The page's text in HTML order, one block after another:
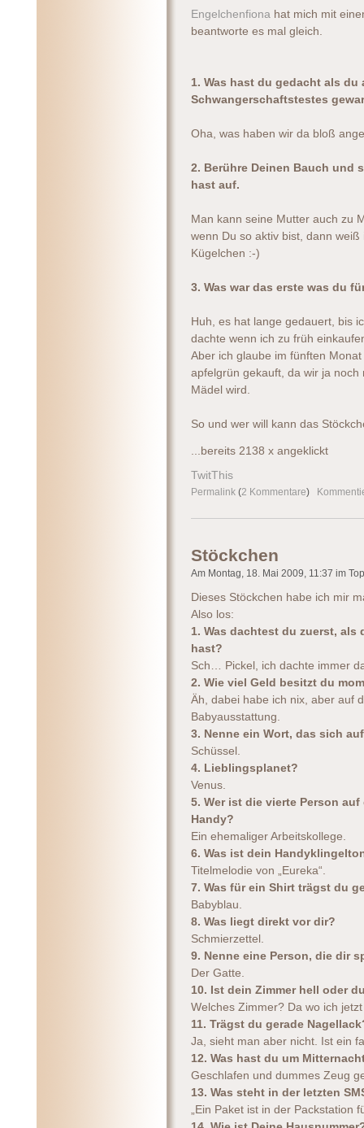
Engelchenfiona hat mich mit
beantworte es mal gleich.
1. Was hast du gedacht als
Schwangerschaftstestes
Oha, was haben wir da bloß
2. Berühre Deinen Bauch und
hast auf.
Man kann seine Mutter auch zu
wenn Du so aktiv bist, dann
Kügelchen :-)
3. Was war das erste was du
Huh, es hat lange gedauert, bis
dachte wenn ich zu früh
Aber ich glaube im fünften
apfelgrün gekauft, da wir ja
Mädel wird.
So und wer will kann das
...bereits 2138 x angeklickt
TwitThis
Permalink (2 Kommentare)
Stöckchen
Am Montag, 18. Mai 2009, 11:37 im
Dieses Stöckchen habe ich mir
Also los:
1. Was dachtest du zuerst,
hast?
Sch… Pickel, ich dachte immer
2. Wie viel Geld besitzt du
Äh, dabei habe ich nix, aber auf
Babyausstattung.
3. Nenne ein Wort, das sich
Schüssel.
4. Lieblingsplanet?
Venus.
5. Wer ist die vierte Person
Handy?
Ein ehemaliger Arbeitskollege.
6. Was ist dein
Titelmelodie von „Eureka“.
7. Was für ein Shirt trägst du
Babyblau.
8. Was liegt direkt vor dir?
Schmierzettel.
9. Nenne eine Person, die dir
Der Gatte.
10. Ist dein Zimmer hell oder
Welches Zimmer? Da wo ich
11. Trägst du gerade
Ja, sieht man aber nicht. Ist ein
12. Was hast du um
Geschlafen und dummes Zeug
13. Was steht in der letzten
„Ein Paket ist in der Packstation